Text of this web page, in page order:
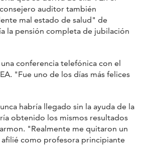
auditor también
mal estado de salud" de
la pensión completa de jubilación
conferencia telefónica con el
"Fue uno de los días más felices
habría llegado sin la ayuda de la
obtenido los mismos resultados
"Realmente me quitaron un
como profesora principiante